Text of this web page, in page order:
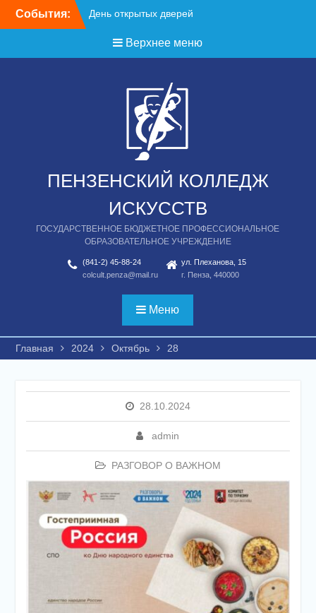
События:
Верхнее меню
ПЕНЗЕНСКИЙ КОЛЛЕДЖ
ИСКУССТВ
ГОСУДАРСТВЕННОЕ БЮДЖЕТНОЕ ПРОФЕССИОНАЛЬНОЕ
ОБРАЗОВАТЕЛЬНОЕ УЧРЕЖДЕНИЕ
(841-2) 45-88-24
colcult.penza@mail.ru
ул. Плеханова, 15
г. Пенза, 440000
Меню
Главная 2024 Октябрь 28
28.10.2024
admin
РАЗГОВОР О ВАЖНОМ